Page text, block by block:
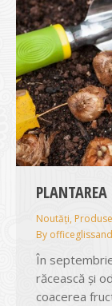
Noutăți, Produse
By
În
răcească și
coacerea